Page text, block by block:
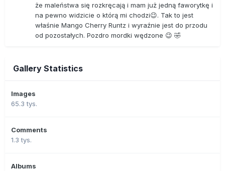
że maleństwa się rozkręcają i mam już jedną faworytkę i
na pewno widzicie o którą mi chodzi😉. Tak to jest
właśnie Mango Cherry Runtz i wyraźnie jest do przodu
od pozostałych. Pozdro mordki wędzone 😉 🤣
Gallery Statistics
Images
65.3 tys.
Comments
1.3 tys.
Albums